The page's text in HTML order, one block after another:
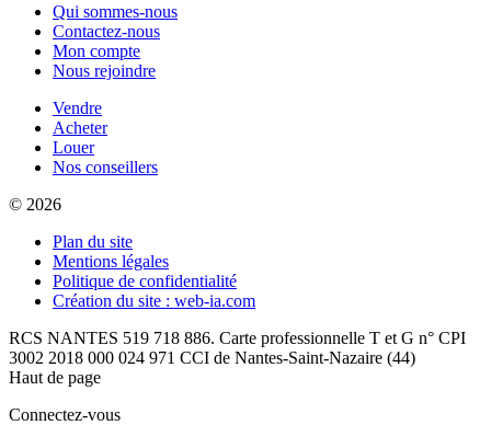
Qui sommes-nous
Contactez-nous
Mon compte
Nous rejoindre
Vendre
Acheter
Louer
Nos conseillers
© 2026
Plan du site
Mentions légales
Politique de confidentialité
Création du site : web-ia.com
RCS NANTES 519 718 886. Carte professionnelle T et G n° CPI
3002 2018 000 024 971 CCI de Nantes-Saint-Nazaire (44)
Haut de page
Connectez-vous